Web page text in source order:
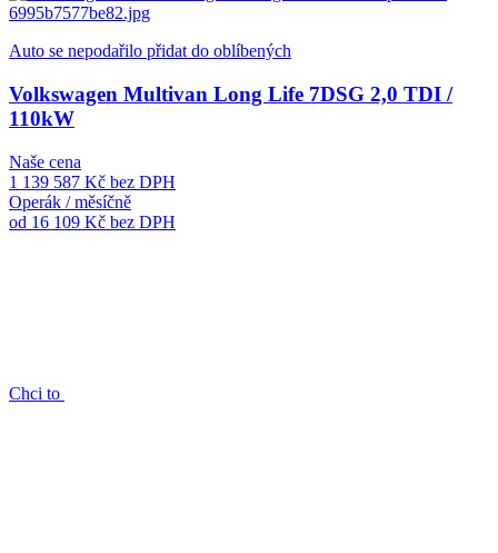
Auto se nepodařilo přidat do oblíbených
Volkswagen Multivan Long Life 7DSG 2,0 TDI /
110kW
Naše cena
1 139 587 Kč bez DPH
Operák / měsíčně
od 16 109 Kč bez DPH
Chci to